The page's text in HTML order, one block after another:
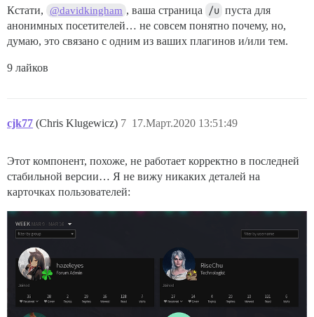
Кстати, @davidkingham , ваша страница /u пуста для
анонимных посетителей… не совсем понятно почему, но,
думаю, это связано с одним из ваших плагинов и/или тем.
9 лайков
cjk77 (Chris Klugewicz) 17.Март.2020 13:51:49
7
Этот компонент, похоже, не работает корректно в последней
стабильной версии… Я не вижу никаких деталей на
карточках пользователей: